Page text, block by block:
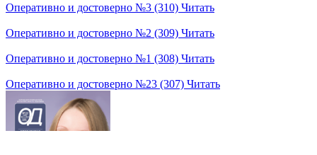
Оперативно и достоверно №3 (310) Читать
Оперативно и достоверно №2 (309) Читать
Оперативно и достоверно №1 (308) Читать
Оперативно и достоверно №23 (307) Читать